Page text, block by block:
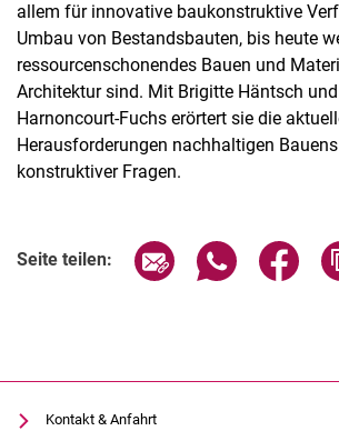
allem für innovative baukonstruktive
Umbau von Bestandsbauten, bis heute
ressourcenschonendes Bauen und
Architektur sind. Mit Brigitte Häntsch
Harnoncourt-Fuchs erörtert sie die
Herausforderungen nachhaltigen
konstruktiver Fragen.
Seite teilen: Seite über E-Mail
Seite über
Kontakt & Anfahrt